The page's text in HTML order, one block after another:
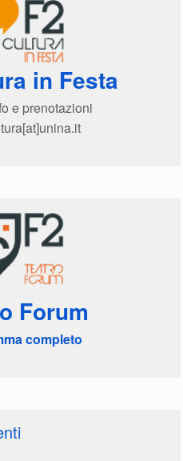
in Festa
e prenotazioni
Forum
completo